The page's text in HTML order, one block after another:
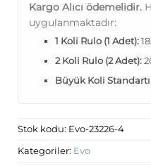
Kargo Alıcı ödemelidir.
uygulanmaktadır:
1 Koli Rulo (1 Adet):
2 Koli Rulo (2 Adet):
Büyük Koli
Stok kodu: Evo-23226-4
Kategoriler: Evo